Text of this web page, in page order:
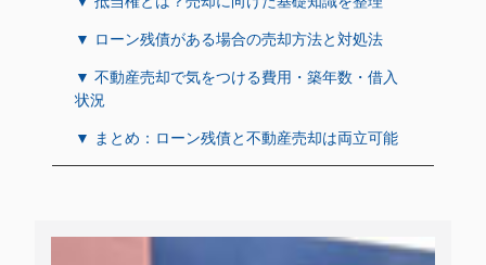
▼ ローン残債がある場合の売却方法と対処法
▼ 不動産売却で気をつける費用・築年数・借入
状況
▼ まとめ：ローン残債と不動産売却は両立可能